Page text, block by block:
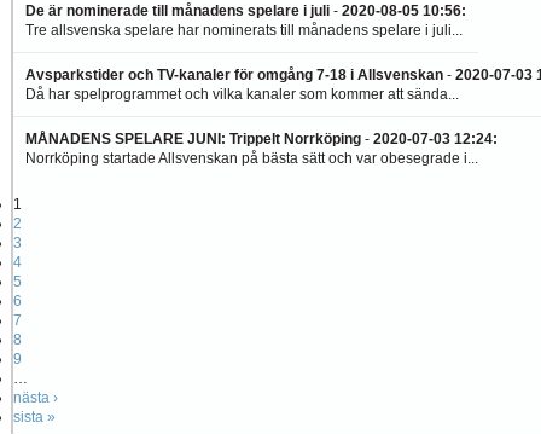
De är nominerade till månadens spelare i juli - 2020-08-05 10:56:
Tre allsvenska spelare har nominerats till månadens spelare i juli...
Avsparkstider och TV-kanaler för omgång 7-18 i Allsvenskan - 2020-07-03
Då har spelprogrammet och vilka kanaler som kommer att sända...
MÅNADENS SPELARE JUNI: Trippelt Norrköping - 2020-07-03 12:24:
Norrköping startade Allsvenskan på bästa sätt och var obesegrade i...
1
2
3
4
5
6
7
8
9
nästa ›
sista »